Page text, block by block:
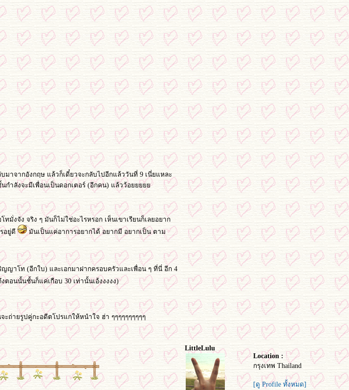
มาจากอังกฤษ แล้วก็เดี๋ยวจะกลับไปอีกแล้ววันที่ 9 เนี่ยแหละ
ชั้นกำลังจะมีเพื่อนเป็นดอกเตอร์ (อีกคน) แล้วว้อ
มั่งจัง จริง ๆ มันก็ไม่ใช่อะไรหรอก เห็นเขาเรียนก็เลยอยาก
อยู่ดี
มันเป็นแค่อาการอยากได้ อยากมี อยากเป็น ตาม
ญาโท (อีกใบ) และเอกมาฝากครอบครัวและเพื่อน ๆ ที่นี่ อีก 4
ตอนนั้นชั้นก็แค่เกือบ 30 เท่านั้นเอ้งงงงง)
ะถ่ายรูปคู่กะอดีตโปรแกให้หนำใจ ฮ่า ๆๆๆๆๆๆๆๆๆๆ
LittleLulu
Location :
กรุงเทพ Thailand
[ดู Profile ทั้งหมด]